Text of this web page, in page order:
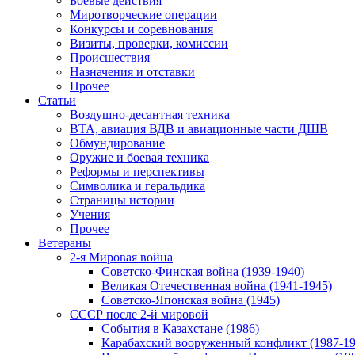
Миротворческие операции
Конкурсы и соревнования
Визиты, проверки, комиссии
Происшествия
Назначения и отставки
Прочее
Статьи
Воздушно-десантная техника
ВТА, авиация ВДВ и авиационные части ДШВ
Обмундирование
Оружие и боевая техника
Реформы и перспективы
Символика и геральдика
Страницы истории
Учения
Прочее
Ветераны
2-я Мировая война
Советско-Финская война (1939-1940)
Великая Отечественная война (1941-1945)
Советско-Японская война (1945)
СССР после 2-й мировой
События в Казахстане (1986)
Карабахский вооруженный конфликт (1987-